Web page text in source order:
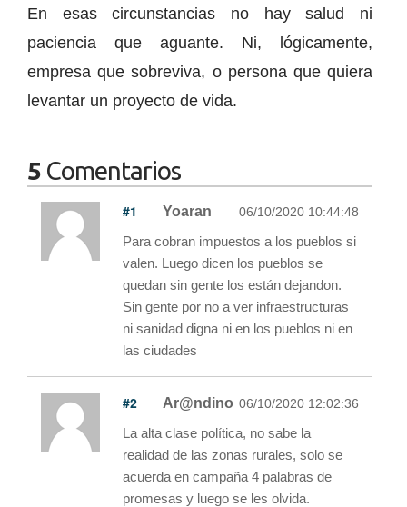
En esas circunstancias no hay salud ni
paciencia que aguante. Ni, lógicamente,
empresa que sobreviva, o persona que quiera
levantar un proyecto de vida.
5 Comentarios
#1 Yoaran 06/10/2020 10:44:48
Para cobran impuestos a los pueblos si
valen. Luego dicen los pueblos se
quedan sin gente los están dejandon.
Sin gente por no a ver infraestructuras
ni sanidad digna ni en los pueblos ni en
las ciudades
#2 Ar@ndino 06/10/2020 12:02:36
La alta clase política, no sabe la
realidad de las zonas rurales, solo se
acuerda en campaña 4 palabras de
promesas y luego se les olvida.